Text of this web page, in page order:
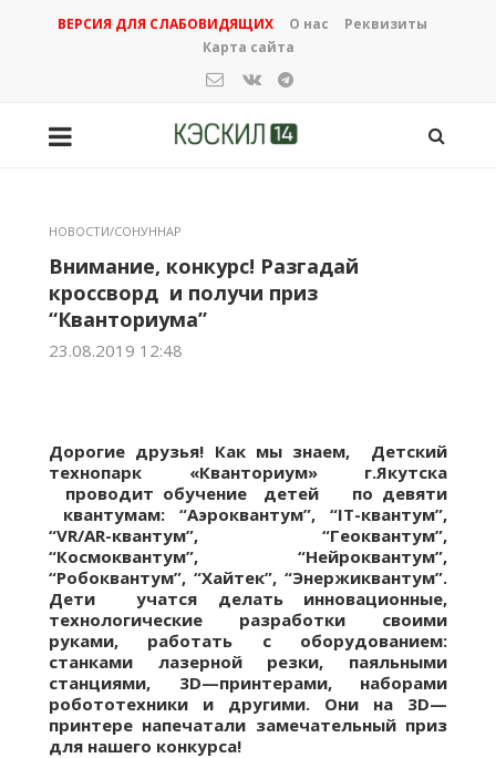
ВЕРСИЯ ДЛЯ СЛАБОВИДЯЩИХ О нас
Реквизиты
Карта сайта
НОВОСТИ/СОНУННАР
Внимание, конкурс! Разгадай
кроссворд и получи приз
“Кванториума”
23.08.2019 12:48
Дорогие друзья! Как мы знаем,
Детский
технопарк «Кванториум» г.Якутска
проводит обучение детей по девяти
квантумам: “Аэроквантум”, “IT-квантум”,
“VR/AR-квантум”, “Геоквантум”,
“Космоквантум”, “Нейроквантум”,
“Робоквантум”, “Хайтек”, “Энержиквантум”.
Дети
учатся делать инновационные,
технологические разработки своими
руками, работать с оборудованием:
станками лазерной резки, паяльными
станциями, 3D—принтерами, наборами
робототехники и другими. Они на 3D—
принтере напечатали замечательный приз
для нашего конкурса!